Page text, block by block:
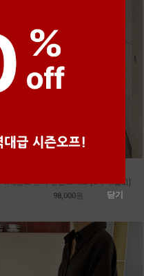
m_밴프 핀턱 린넨스커트 [3차 재입고]
98,000원
닫기